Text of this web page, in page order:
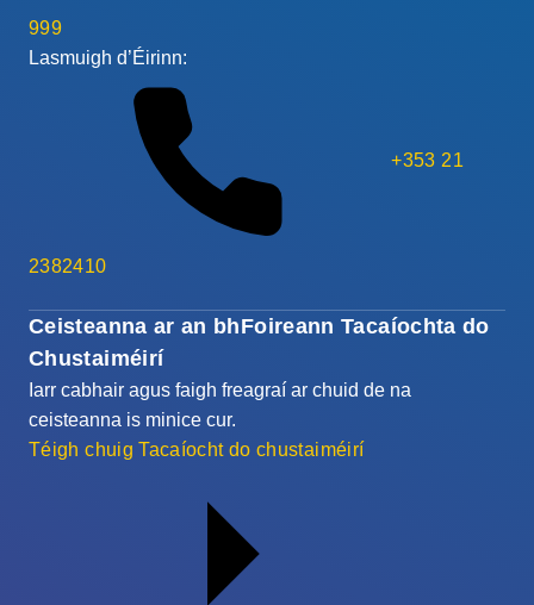
Ceisteanna ar an bhFoireann Tacaíochta do
Chustaiméirí
Iarr cabhair agus faigh freagraí ar chuid de na
ceisteanna is minice cur.
Téigh chuig Tacaíocht do chustaiméirí
999
Lasmuigh d’Éirinn:
+353 21
2382410